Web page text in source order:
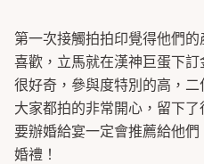
第一次接觸拍拍印覺得他們
喜歡，立馬就在漢神巨蛋下
很好奇，參與度特別的高，
大家都拍的非常開心，留下
要辦婚給宴一定會推薦給他
婚禮！